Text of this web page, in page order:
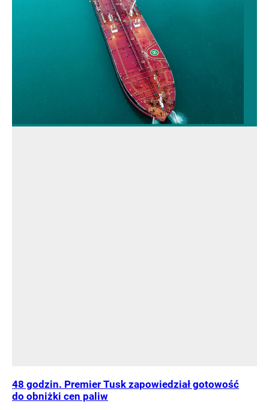
48 godzin. Premier Tusk zapowiedział gotowość
do obniżki cen paliw